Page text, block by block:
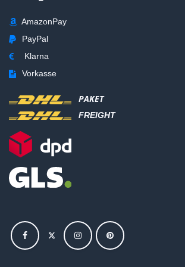
AmazonPay
PayPal
Klarna
Vorkasse
PAKET
FREIGHT